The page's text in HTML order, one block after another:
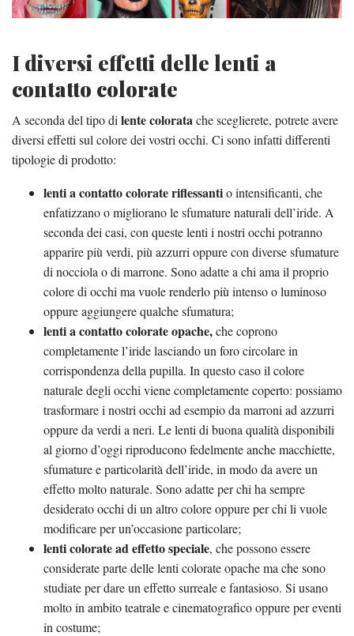
I diversi effetti delle lenti a
contatto colorate
A seconda del tipo di lente coloratache sceglierete, potrete avere
diversi effetti sul colore dei vostri occhi. Ci sono infatti differenti
tipologie di prodotto:
lenti a contatto colorate riflessantio intensificanti, che
enfatizzano o migliorano le sfumature naturali dell’iride. A
seconda dei casi, con queste lenti i nostri occhi potranno
apparire più verdi, più azzurri oppure con diverse sfumature
di nocciola o di marrone. Sono adatte a chi ama il proprio
colore di occhi ma vuole renderlo più intenso o luminoso
oppure aggiungere qualche sfumatura;
lenti a contatto colorate opache,che coprono
completamente l’iride lasciando un foro circolare in
corrispondenza della pupilla. In questo caso il colore
naturale degli occhi viene completamente coperto: possiamo
trasformare i nostri occhi ad esempio da marroni ad azzurri
oppure da verdi a neri. Le lenti di buona qualità disponibili
al giorno d’oggi riproducono fedelmente anche macchiette,
sfumature e particolarità dell’iride, in modo da avere un
effetto molto naturale. Sono adatte per chi ha sempre
desiderato occhi di un altro colore oppure per chi li vuole
modificare per un’occasione particolare;
lenti colorate ad effetto speciale, che possono essere
considerate parte delle lenti colorate opache ma che sono
studiate per dare un effetto surreale e fantasioso. Si usano
molto in ambito teatrale e cinematografico oppure per eventi
in costume;